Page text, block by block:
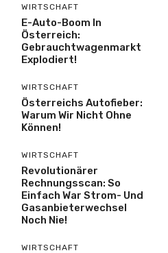
WIRTSCHAFT
E-Auto-Boom In
Österreich:
Gebrauchtwagenmarkt
Explodiert!
WIRTSCHAFT
Österreichs Autofieber:
Warum Wir Nicht Ohne
Können!
WIRTSCHAFT
Revolutionärer
Rechnungsscan: So
Einfach War Strom- Und
Gasanbieterwechsel
Noch Nie!
WIRTSCHAFT